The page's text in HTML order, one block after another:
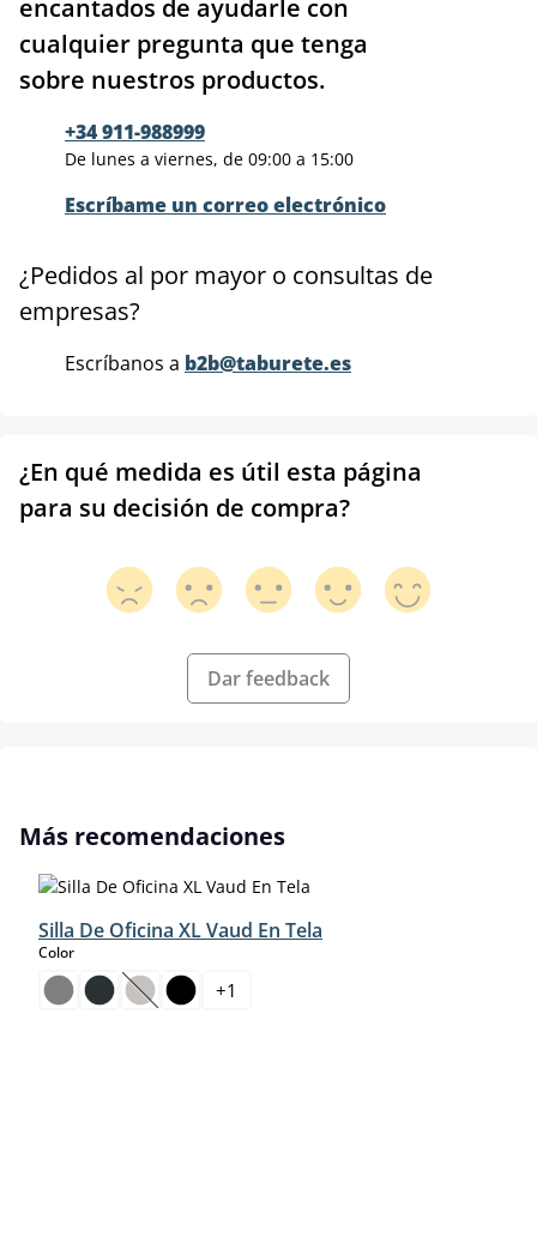
encantados de ayudarle con
cualquier pregunta que tenga
sobre nuestros productos.
+34 911-988999
De lunes a viernes, de 09:00 a 15:00
Escríbame un correo electrónico
¿Pedidos al por mayor o consultas de
empresas?
Escríbanos a b2b@taburete.es
¿En qué medida es útil esta página
para su decisión de compra?
Dar feedback
Omitir la galería de productos
Más recomendaciones
Silla De Oficina XL Vaud En Tela
Colorselect
(Esta opción no está disponible en este momento.)
+1